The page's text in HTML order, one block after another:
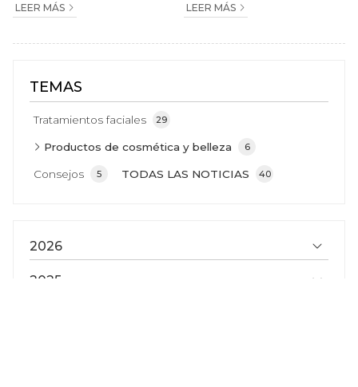
TEMAS
TODAS LAS NOTICIAS 40
Tratamientos faciales 29
Productos de cosmética y belleza 6
Consejos 5
LEER MÁS LEER MÁS
2026
2025